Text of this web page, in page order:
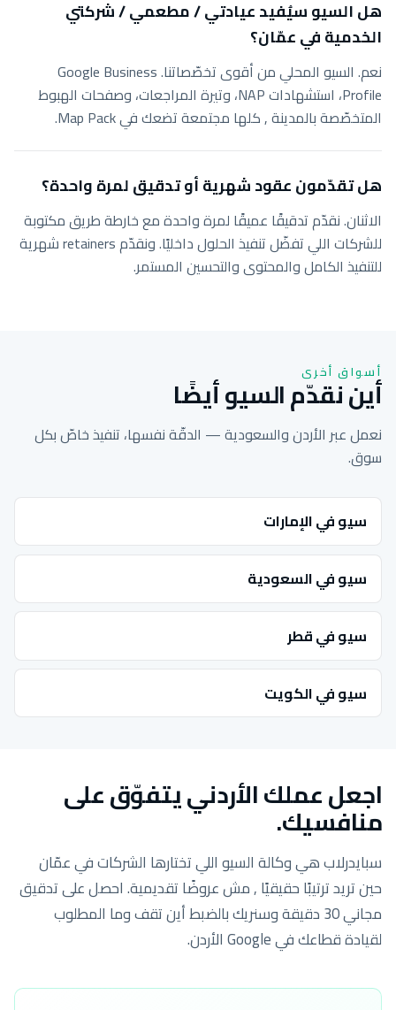
هل السيو سيُفيد عيادتي / مطعمي / شركتي
الخدمية في عمّان؟
نعم. السيو المحلي من أقوى تخصّصاتنا. Google Business
Profile، استشهادات NAP، وتيرة المراجعات، وصفحات الهبوط
المتخصّصة بالمدينة , كلها مجتمعة تضعك في Map Pack.
هل تقدّمون عقود شهرية أو تدقيق لمرة واحدة؟
الاثنان. نقدّم تدقيقًا عميقًا لمرة واحدة مع خارطة طريق مكتوبة
للشركات اللي تفضّل تنفيذ الحلول داخليًا. ونقدّم retainers شهرية
للتنفيذ الكامل والمحتوى والتحسين المستمر.
أسواق أخرى
أين نقدّم السيو أيضًا
نعمل عبر الأردن والسعودية — الدقّة نفسها، تنفيذ خاصّ بكل
سوق.
سيو في الإمارات
سيو في السعودية
سيو في قطر
سيو في الكويت
اجعل عملك الأردني يتفوّق على
منافسيك.
سبايدرلاب هي وكالة السيو اللي تختارها الشركات في عمّان
حين تريد ترتيبًا حقيقيًا , مش عروضًا تقديمية. احصل على تدقيق
مجاني 30 دقيقة وسنريك بالضبط أين تقف وما المطلوب
لقيادة قطاعك في Google الأردن.